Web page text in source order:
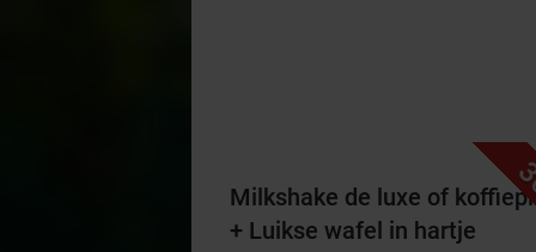
Milkshake de luxe of
+ Luikse wafel in hartje